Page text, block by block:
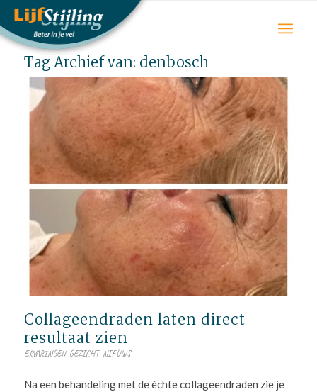
Tag Archief van: denbosch
Collageendraden laten direct
resultaat zien
ERVARINGEN, GEZICHT, NIEUWS
Na een behandeling met de échte collageendraden zie je